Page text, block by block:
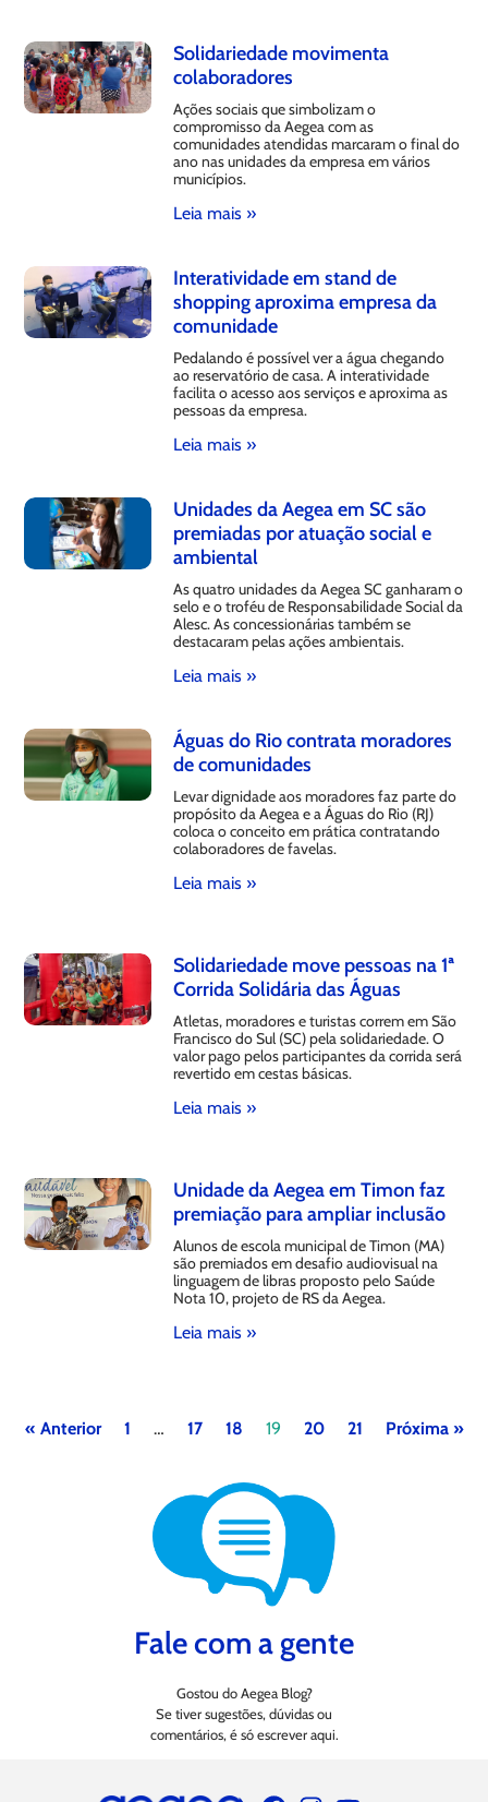
Solidariedade movimenta
colaboradores
Ações sociais que simbolizam o
compromisso da Aegea com as
comunidades atendidas marcaram o final do
ano nas unidades da empresa em vários
municípios.
Leia mais »
Interatividade em stand de
shopping aproxima empresa da
comunidade
Pedalando é possível ver a água chegando
ao reservatório de casa. A interatividade
facilita o acesso aos serviços e aproxima as
pessoas da empresa.
Leia mais »
Unidades da Aegea em SC são
premiadas por atuação social e
ambiental
As quatro unidades da Aegea SC ganharam o
selo e o troféu de Responsabilidade Social da
Alesc. As concessionárias também se
destacaram pelas ações ambientais.
Leia mais »
Águas do Rio contrata moradores
de comunidades
Levar dignidade aos moradores faz parte do
propósito da Aegea e a Águas do Rio (RJ)
coloca o conceito em prática contratando
colaboradores de favelas.
Leia mais »
Solidariedade move pessoas na 1ª
Corrida Solidária das Águas
Atletas, moradores e turistas correm em São
Francisco do Sul (SC) pela solidariedade. O
valor pago pelos participantes da corrida será
revertido em cestas básicas.
Leia mais »
Unidade da Aegea em Timon faz
premiação para ampliar inclusão
Alunos de escola municipal de Timon (MA)
são premiados em desafio audiovisual na
linguagem de libras proposto pelo Saúde
Nota 10, projeto de RS da Aegea.
Leia mais »
« Anterior 1 … 17 18 19 20 21 Próxima »
Fale com a gente
Gostou do Aegea Blog?
Se tiver sugestões, dúvidas ou
comentários, é só escrever aqui.